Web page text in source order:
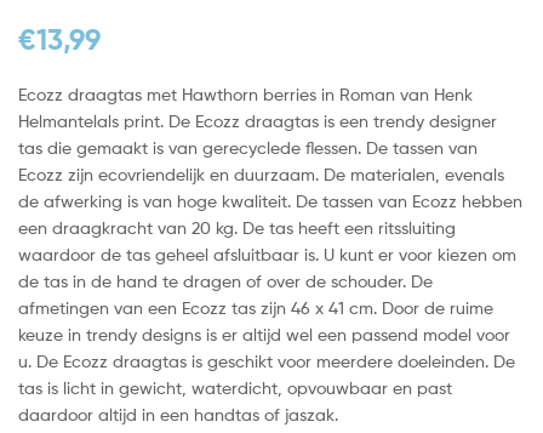
€13,99
Ecozz draagtas met Hawthorn berries in Roman van Henk
Helmantelals print. De Ecozz draagtas is een trendy designer
tas die gemaakt is van gerecyclede flessen. De tassen van
Ecozz zijn ecovriendelijk en duurzaam. De materialen, evenals
de afwerking is van hoge kwaliteit. De tassen van Ecozz hebben
een draagkracht van 20 kg. De tas heeft een ritssluiting
waardoor de tas geheel afsluitbaar is. U kunt er voor kiezen om
de tas in de hand te dragen of over de schouder. De
afmetingen van een Ecozz tas zijn 46 x 41 cm. Door de ruime
keuze in trendy designs is er altijd wel een passend model voor
u. De Ecozz draagtas is geschikt voor meerdere doeleinden. De
tas is licht in gewicht, waterdicht, opvouwbaar en past
daardoor altijd in een handtas of jaszak.